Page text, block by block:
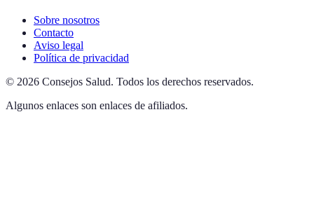
Sobre nosotros
Contacto
Aviso legal
Política de privacidad
© 2026 Consejos Salud. Todos los derechos reservados.
Algunos enlaces son enlaces de afiliados.